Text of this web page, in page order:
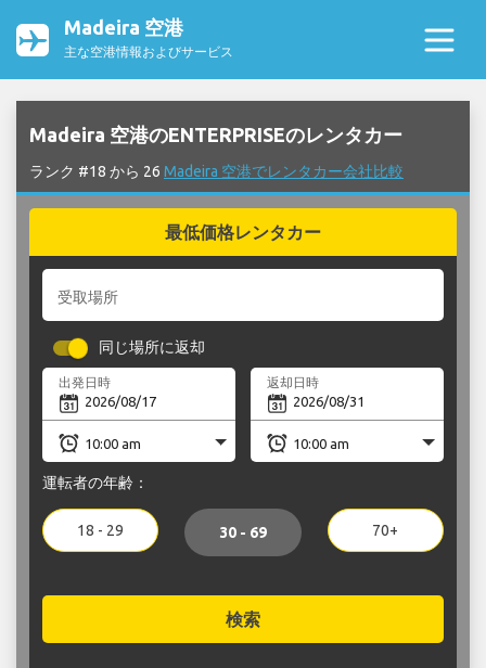
Madeira 空港
主な空港情報およびサービス
Madeira 空港のENTERPRISEのレンタカー
ランク #18 から 26 Madeira 空港でレンタカー会社比較
最低価格レンタカー
受取場所
同じ場所に返却
出発日時 返却日時
運転者の年齢：
18 - 29 30 - 69 70+
検索